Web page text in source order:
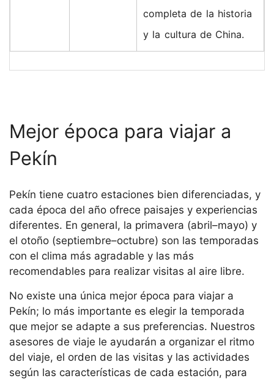
completa de la historia
y la cultura de China.
Mejor época para viajar a
Pekín
Pekín tiene cuatro estaciones bien diferenciadas, y
cada época del año ofrece paisajes y experiencias
diferentes. En general, la primavera (abril–mayo) y
el otoño (septiembre–octubre) son las temporadas
con el clima más agradable y las más
recomendables para realizar visitas al aire libre.
No existe una única mejor época para viajar a
Pekín; lo más importante es elegir la temporada
que mejor se adapte a sus preferencias. Nuestros
asesores de viaje le ayudarán a organizar el ritmo
del viaje, el orden de las visitas y las actividades
según las características de cada estación, para